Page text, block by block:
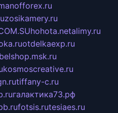
zosikamery.ru
hohota.netalimy.ru
otdelkaexp.ru
kosmoscreative.ru
tiffany-c.ru
галактика73.рф
fotsis.rutesiaes.ru